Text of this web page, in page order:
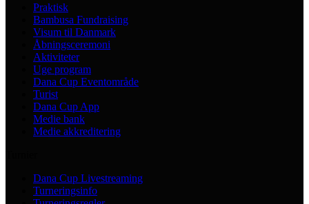
Praktisk
Bambusa Fundraising
Visum til Danmark
Åbningsceremoni
Aktiviteter
Uge program
Dana Cup Eventområde
Turist
Dana Cup App
Medie bank
Medie akkreditering
Dana Cup Livestreaming
Turneringsinfo